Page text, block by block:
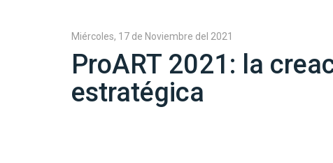
Miércoles, 17 de Noviembre del 2021
ProART 2021: la
estratégica